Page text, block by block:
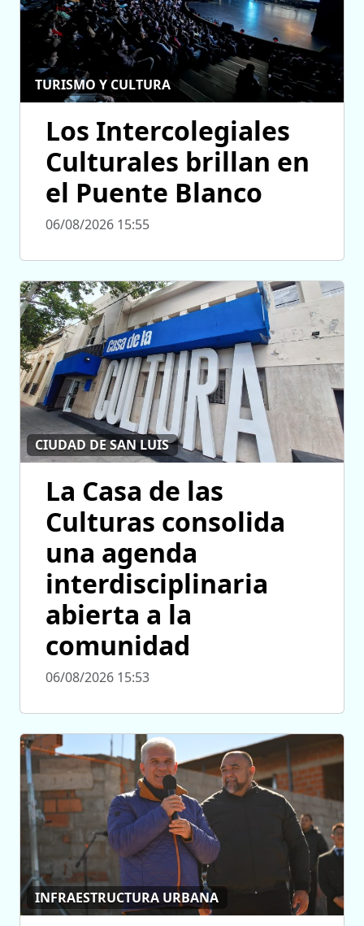
TURISMO Y CULTURA
Los Intercolegiales
Culturales brillan en
el Puente Blanco
06/08/2026 15:55
CIUDAD DE SAN LUIS
La Casa de las
Culturas consolida
una agenda
interdisciplinaria
abierta a la
comunidad
06/08/2026 15:53
INFRAESTRUCTURA URBANA